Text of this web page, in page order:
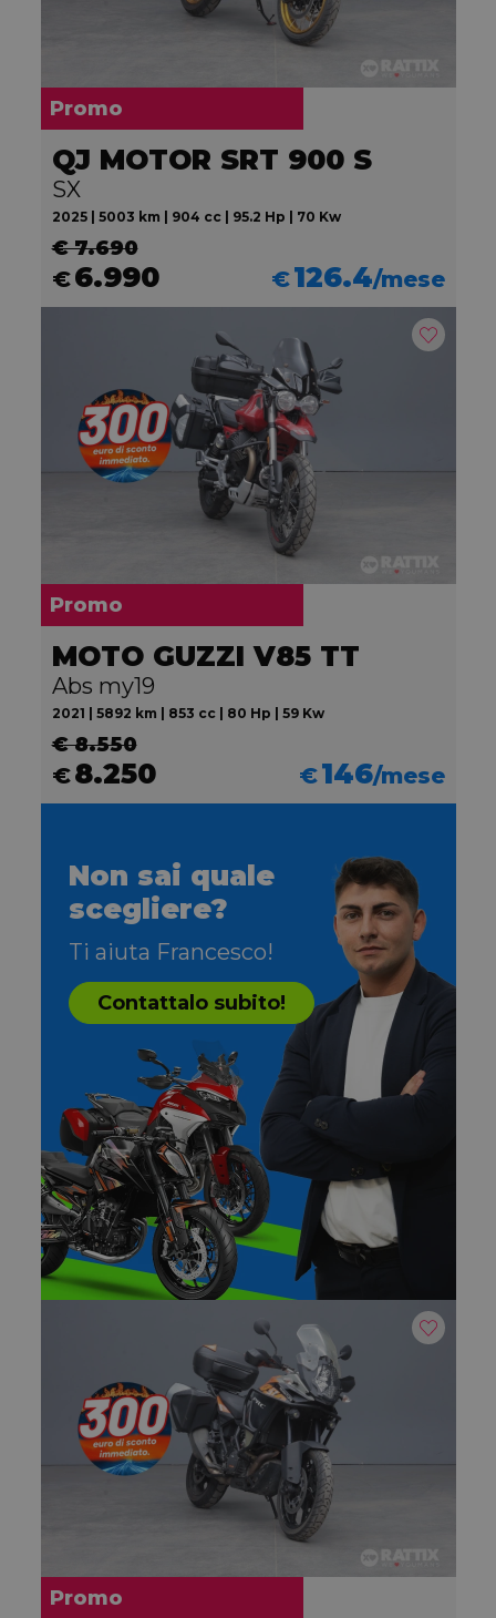
Promo
QJ MOTOR SRT 900 S
SX
2025 | 5003 km | 904 cc | 95.2 Hp | 70 Kw
€ 7.690
€6.990 €126.4/mese
Promo
MOTO GUZZI V85 TT
Abs my19
2021 | 5892 km | 853 cc | 80 Hp | 59 Kw
€ 8.550
€8.250 €146/mese
Non sai quale
scegliere?
Ti aiuta Francesco!
Contattalo subito!
Promo